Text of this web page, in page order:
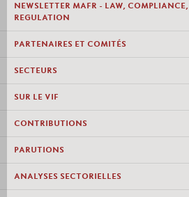
NEWSLETTER MAFR - LAW, COMPLIANCE,
REGULATION
PARTENAIRES ET COMITÉS
SECTEURS
SUR LE VIF
CONTRIBUTIONS
PARUTIONS
ANALYSES SECTORIELLES